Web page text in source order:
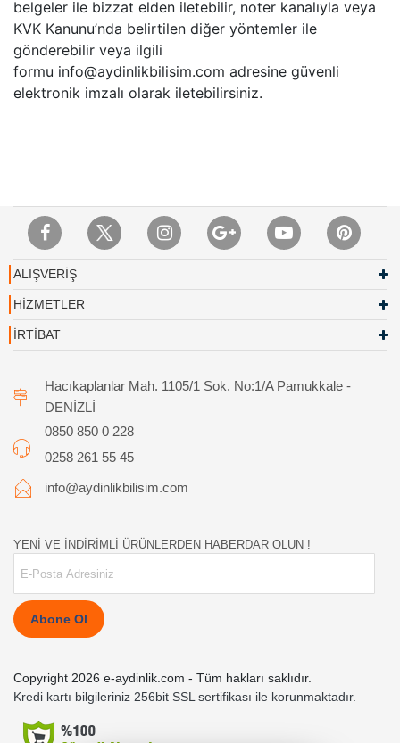
belgeler ile bizzat elden iletebilir, noter kanalıyla veya
KVK Kanunu’nda belirtilen diğer yöntemler ile
gönderebilir veya ilgili
formu info@aydinlikbilisim.com adresine güvenli
elektronik imzalı olarak iletebilirsiniz.
ALIŞVERİŞ
HİZMETLER
İRTİBAT
Hacıkaplanlar Mah. 1105/1 Sok. No:1/A Pamukkale -
DENİZLİ
0850 850 0 228
0258 261 55 45
info@aydinlikbilisim.com
YENİ VE İNDİRİMLİ ÜRÜNLERDEN HABERDAR OLUN !
Abone Ol
Copyright 2026 e-aydinlik.com - Tüm hakları saklıdır.
Kredi kartı bilgileriniz 256bit SSL sertifikası ile korunmaktadır.